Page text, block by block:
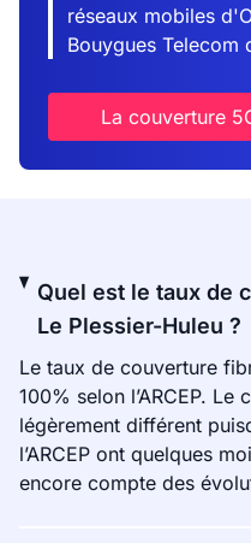
réseaux mobiles
Bouygues Telecom
La couverture
Quel est le taux de
Le Plessier-Huleu ?
Le taux de couverture
100% selon l’ARCEP.
légèrement différent
l’ARCEP ont quelques
encore compte des